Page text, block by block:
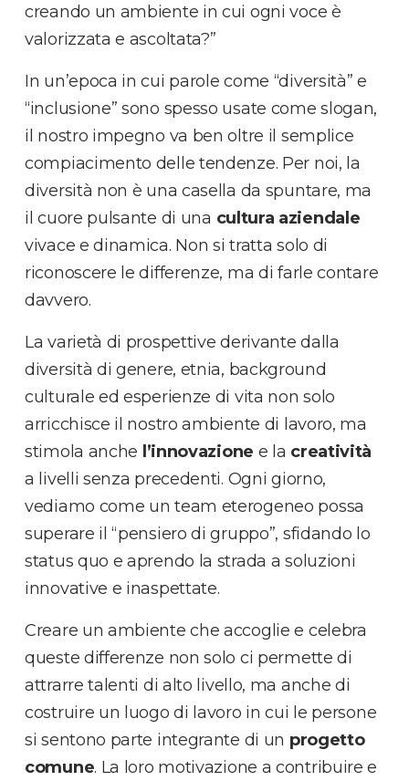
creando un ambiente in cui ogni voce è
valorizzata e ascoltata?”
In un’epoca in cui parole come “diversità” e
“inclusione” sono spesso usate come slogan,
il nostro impegno va ben oltre il semplice
compiacimento delle tendenze. Per noi, la
diversità non è una casella da spuntare, ma
il cuore pulsante di una cultura aziendale
vivace e dinamica. Non si tratta solo di
riconoscere le differenze, ma di farle contare
davvero.
La varietà di prospettive derivante dalla
diversità di genere, etnia, background
culturale ed esperienze di vita non solo
arricchisce il nostro ambiente di lavoro, ma
stimola anche l’innovazione e la creatività
a livelli senza precedenti. Ogni giorno,
vediamo come un team eterogeneo possa
superare il “pensiero di gruppo”, sfidando lo
status quo e aprendo la strada a soluzioni
innovative e inaspettate.
Creare un ambiente che accoglie e celebra
queste differenze non solo ci permette di
attrarre talenti di alto livello, ma anche di
costruire un luogo di lavoro in cui le persone
si sentono parte integrante di un progetto
comune. La loro motivazione a contribuire e